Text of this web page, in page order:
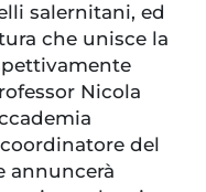
salernitani, ed
che unisce la
Nicola
del
annuncerà